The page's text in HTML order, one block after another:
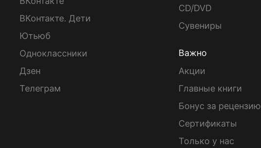
ВКонтакте. Дети
Ютьюб
Одноклассники
Дзен
Телеграм
CD/DVD
Сувениры
Важно
Акции
Главные книги
Бонус за рецензию
Сертификаты
Только у нас